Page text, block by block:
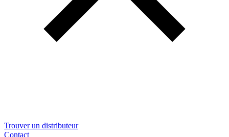
Trouver un distributeur
Contact